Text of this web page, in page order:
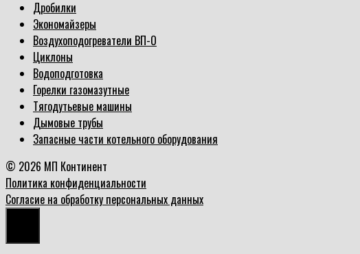
Дробилки
Экономайзеры
Воздухоподогреватели ВП-О
Циклоны
Водоподготовка
Горелки газомазутные
Тягодутьевые машины
Дымовые трубы
Запасные части котельного оборудования
© 2026 МП Континент
Политика конфиденциальности
Согласие на обработку персональных данных